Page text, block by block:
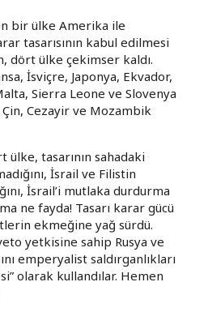
bir ülke Amerika ile
tasarısının kabul edilmesi
dört ülke çekimser kaldı.
İsviçre, Japonya, Ekvador,
Sierra Leone ve Slovenya
Cezayir ve Mozambik
tasarının sahadaki
İsrail ve Filistin
İsrail’i mutlaka durdurma
ne fayda! Tasarı karar gücü
ekmeğine yağ sürdü.
yetkisine sahip Rusya ve
emperyalist saldırganlıkları
olarak kullandılar. Hemen